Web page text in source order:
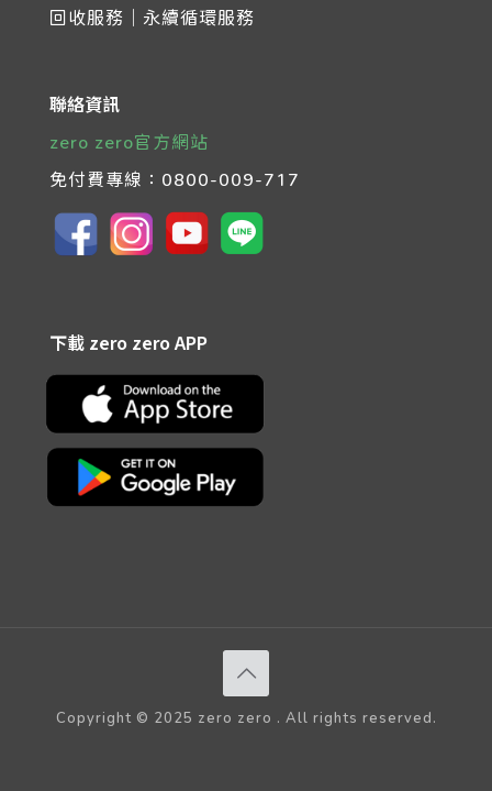
回收服務｜永續循環服務
聯絡資訊
zero zero官方網站
免付費專線： 0800-009-717
下載 zero zero APP
Copyright © 2025 zero zero . All rights reserved.